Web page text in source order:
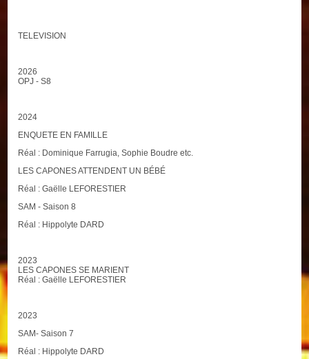
TELEVISION
2026
OPJ - S8
2024
ENQUETE EN FAMILLE
Réal : Dominique Farrugia, Sophie Boudre etc.
LES CAPONES ATTENDENT UN BÉBÉ
Réal : Gaëlle LEFORESTIER
SAM - Saison 8
Réal : Hippolyte DARD
2023
LES CAPONES SE MARIENT
Réal : Gaëlle LEFORESTIER
2023
SAM- Saison 7
Réal : Hippolyte DARD